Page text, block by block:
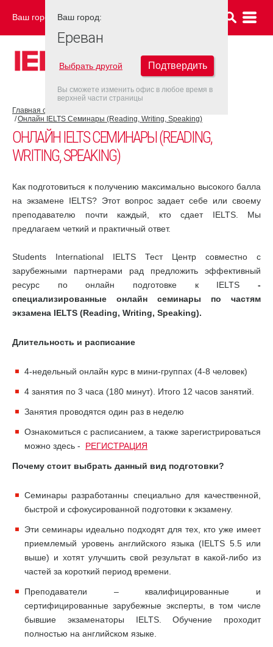
Ваш город: ЕРЕВАН
Главная страница
Онлайн IELTS Семинары (Reading, Writing, Speaking)
ОНЛАЙН IELTS СЕМИНАРЫ (READING,
WRITING, SPEAKING)
Как подготовиться к получению максимально высокого балла
на экзамене IELTS? Этот вопрос задает себе или своему
преподавателю почти каждый, кто сдает IELTS. Мы
предлагаем четкий и практичный ответ.
Students International IELTS Тест Центр совместно с
зарубежными партнерами рад предложить эффективный
ресурс по онлайн подготовке к IELTS -
специализированные онлайн семинары по частям
экзамена IELTS (Reading, Writing, Speaking).
Длительность и расписание
4-недельный онлайн курс в мини-группах (4-8 человек)
4 занятия по 3 часа (180 минут). Итого 12 часов занятий.
Занятия проводятся один раз в неделю
Ознакомиться с расписанием, а также зарегистрироваться
можно здесь - РЕГИСТРАЦИЯ
Почему стоит выбрать данный вид подготовки?
Семинары разработанны специально для качественной,
быстрой и сфокусированной подготовки к экзамену.
Эти семинары идеально подходят для тех, кто уже имеет
приемлемый уровень английского языка (IELTS 5.5 или
выше) и хотят улучшить свой результат в какой-либо из
частей за короткий период времени.
Преподаватели – квалифицированные и
сертифицированные зарубежные эксперты, в том числе
бывшие экзаменаторы IELTS. Обучение проходит
полностью на английском языке.
Ваш город:
Ереван
Выбрать другой Подтвердить
Вы сможете изменить офис в любое время в
верхней части страницы